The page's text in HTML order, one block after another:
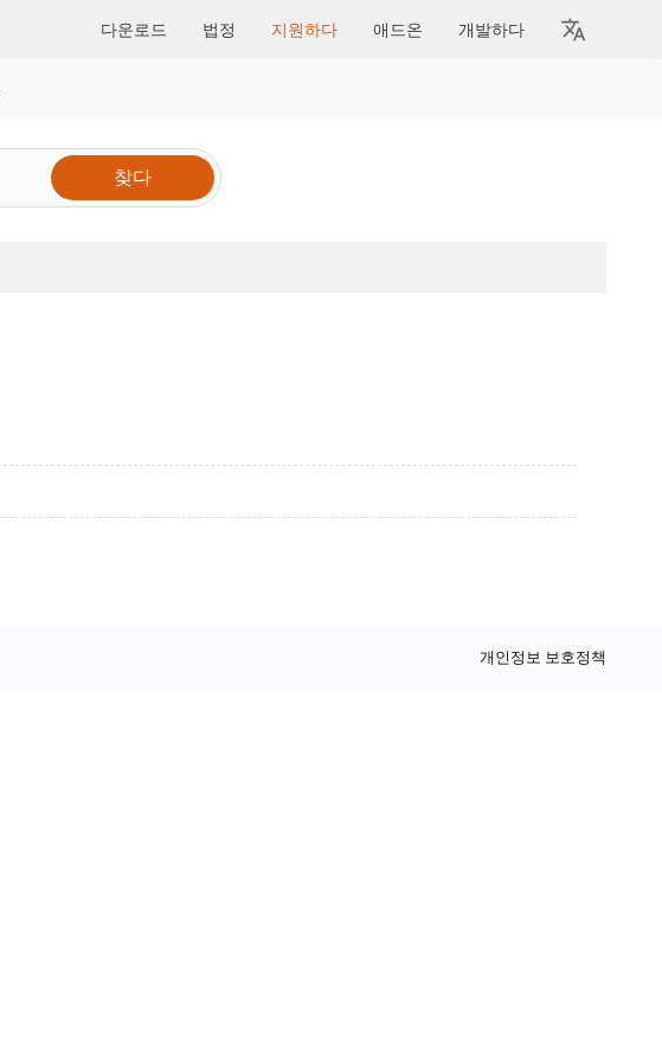
다운로드 법정 지원하다 애드온 개발하다
개인정보 보호정책